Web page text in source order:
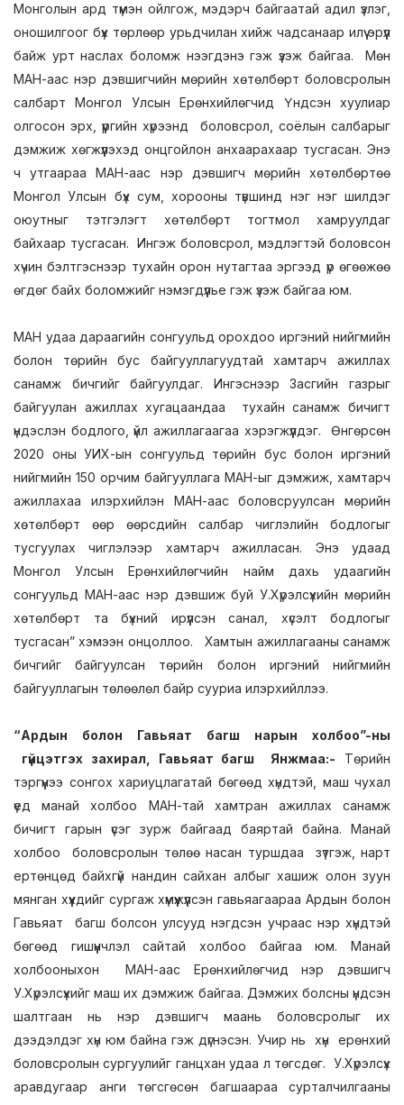
Монголын ард түмэн ойлгож, мэдэрч байгаатай адил үзлэг,
оношилгоог бүх төрлөөр урьдчилан хийж чадсанаар илүү эрүүл
байж урт наслах боломж нээгдэнэ гэж үзэж байгаа. Мөн
МАН-аас нэр дэвшигчийн мөрийн хөтөлбөрт боловсролын
салбарт Монгол Улсын Ерөнхийлөгчид Үндсэн хуулиар
олгосон эрх, үүргийн хүрээнд боловсрол, соёлын салбарыг
дэмжиж хөгжүүлэхэд онцгойлон анхаарахаар тусгасан. Энэ
ч утгаараа МАН-аас нэр дэвшигч мөрийн хөтөлбөртөө
Монгол Улсын бүх сум, хорооны түвшинд нэг нэг шилдэг
оюутныг тэтгэлэгт хөтөлбөрт тогтмол хамруулдаг
байхаар тусгасан. Ингэж боловсрол, мэдлэгтэй боловсон
хүчин бэлтгэснээр тухайн орон нутагтаа эргээд үр өгөөжөө
өгдөг байх боломжийг нэмэгдүүлье гэж үзэж байгаа юм.
МАН удаа дараагийн сонгуульд орохдоо иргэний нийгмийн
болон төрийн бус байгууллагуудтай хамтарч ажиллах
санамж бичгийг байгуулдаг. Ингэснээр Засгийн газрыг
байгуулан ажиллах хугацаандаа тухайн санамж бичигт
үндэслэн бодлого, үйл ажиллагаагаа хэрэгжүүлдэг. Өнгөрсөн
2020 оны УИХ-ын сонгуульд төрийн бус болон иргэний
нийгмийн 150 орчим байгууллага МАН-ыг дэмжиж, хамтарч
ажиллахаа илэрхийлэн МАН-аас боловсруулсан мөрийн
хөтөлбөрт өөр өөрсдийн салбар чиглэлийн бодлогыг
тусгуулах чиглэлээр хамтарч ажилласан. Энэ удаад
Монгол Улсын Ерөнхийлөгчийн найм дахь удаагийн
сонгуульд МАН-аас нэр дэвшиж буй У.Хүрэлсүхийн мөрийн
хөтөлбөрт та бүхний ирүүлсэн санал, хүсэлт бодлогыг
тусгасан” хэмээн онцоллоо. Хамтын ажиллагааны санамж
бичгийг байгуулсан төрийн болон иргэний нийгмийн
байгууллагын төлөөлөл байр сууриа илэрхийллээ.
“Ардын болон Гавьяат багш нарын холбоо”-ны
гүйцэтгэх захирал, Гавьяат багш Янжмаа:- Төрийн
тэргүүнээ сонгох хариуцлагатай бөгөөд хүндтэй, маш чухал
үед манай холбоо МАН-тай хамтран ажиллах санамж
бичигт гарын үсэг зурж байгаад баяртай байна. Манай
холбоо боловсролын төлөө насан туршдаа зүтгэж, нарт
ертөнцөд байхгүй нандин сайхан албыг хашиж олон зуун
мянган хүүхдийг сургаж хүмүүжүүлсэн гавьяагаараа Ардын болон
Гавьяат багш болсон улсууд нэгдсэн учраас нэр хүндтэй
бөгөөд гишүүнчлэл сайтай холбоо байгаа юм. Манай
холбооныхон МАН-аас Ерөнхийлөгчид нэр дэвшигч
У.Хүрэлсүхийг маш их дэмжиж байгаа. Дэмжих болсны үндсэн
шалтгаан нь нэр дэвшигч маань боловсролыг их
дээдэлдэг хүн юм байна гэж дүгнэсэн. Учир нь хүн ерөнхий
боловсролын сургуулийг ганцхан удаа л төгсдөг. У.Хүрэлсүх
аравдугаар анги төгсгөсөн багшаараа сурталчилгааны